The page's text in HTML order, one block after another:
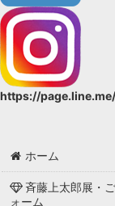
https://
ホーム
斉藤上太郎展・
ォーム